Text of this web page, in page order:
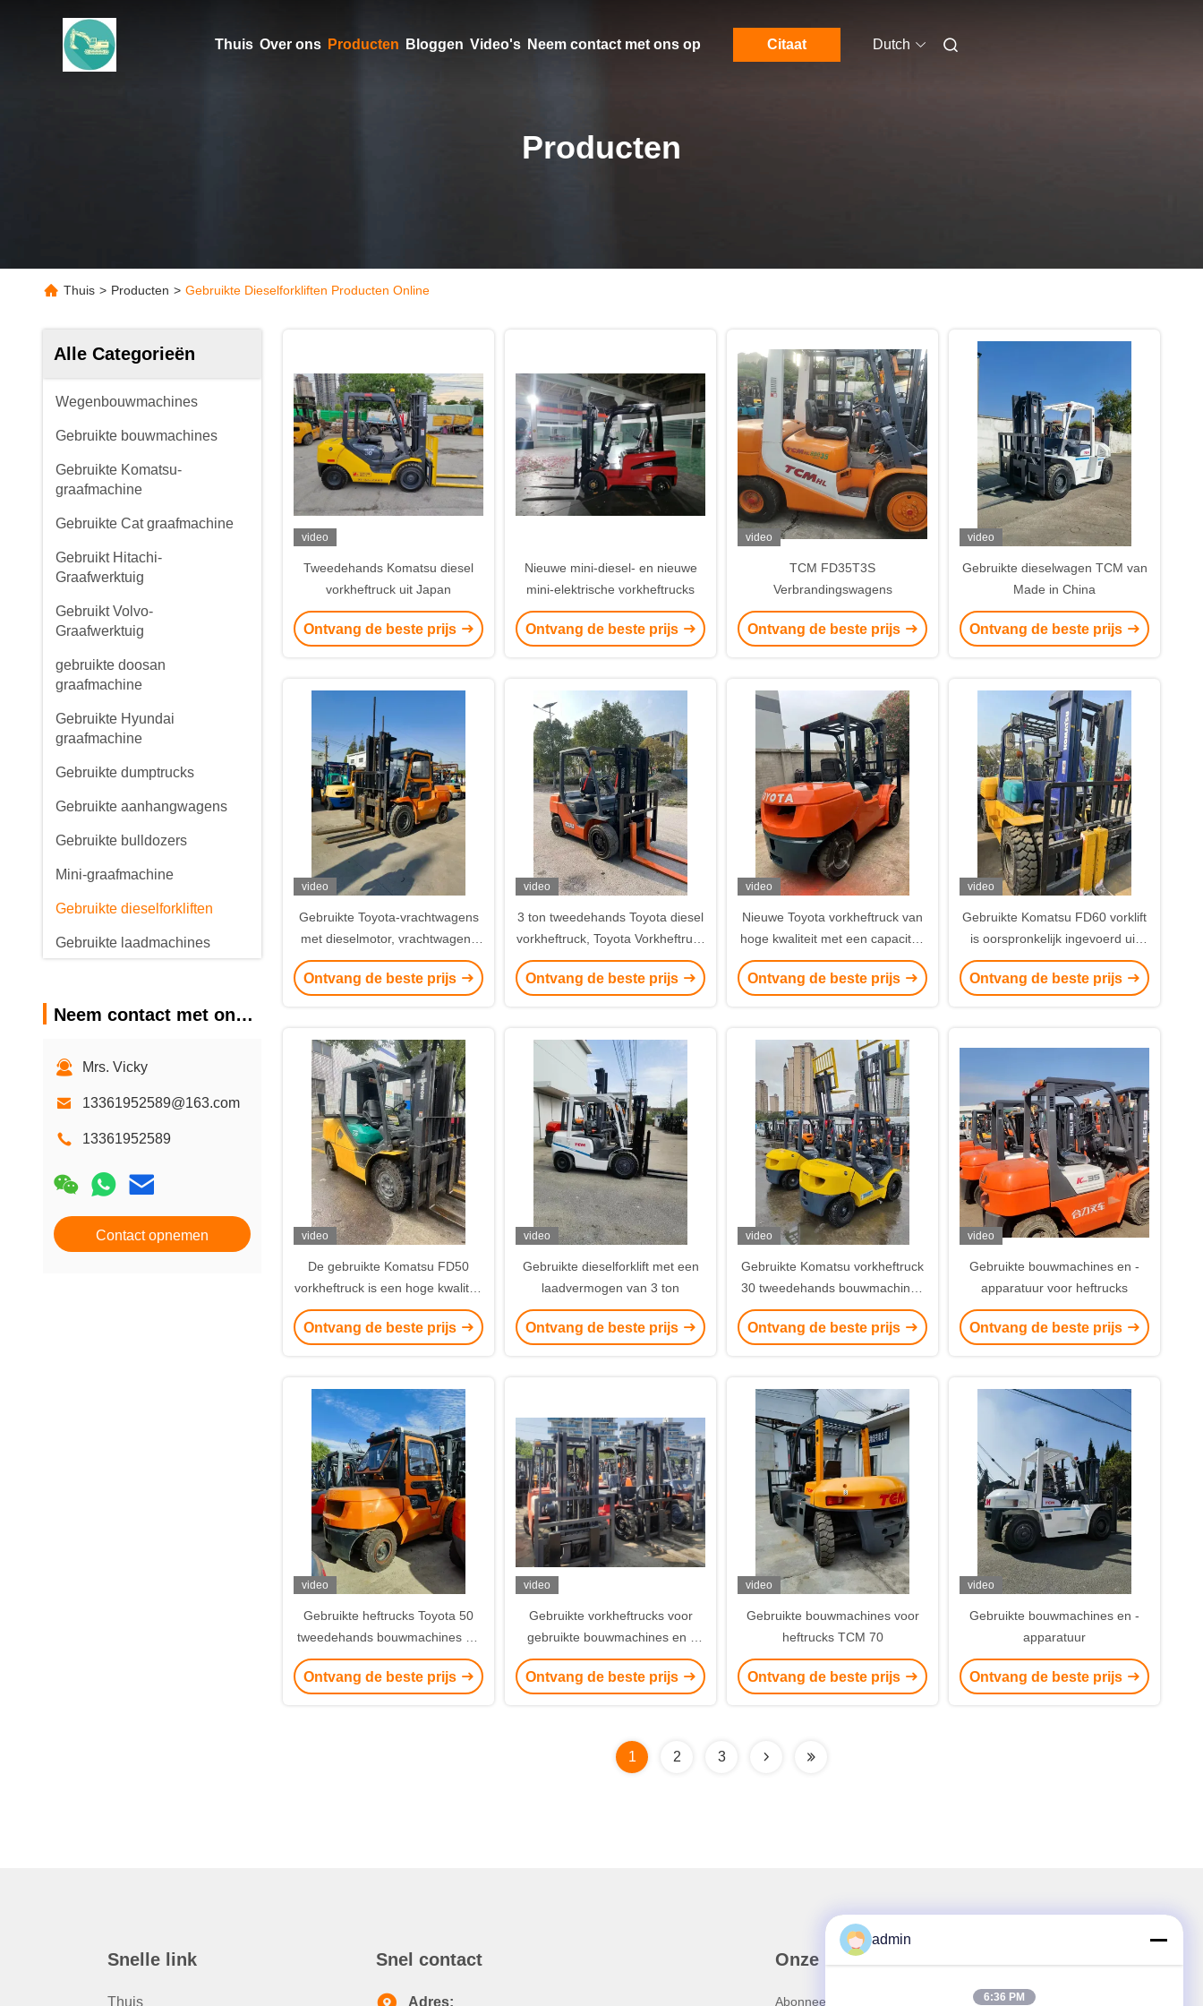
Thuis Over ons Producten Bloggen Video's Neem contact met ons op Citaat Dutch
Producten
Thuis > Producten > Gebruikte Dieselforkliften Producten Online
Alle Categorieën
Wegenbouwmachines
Gebruikte bouwmachines
Gebruikte Komatsu-
graafmachine
Gebruikte Cat graafmachine
Gebruikt Hitachi-
Graafwerktuig
Gebruikt Volvo-
Graafwerktuig
gebruikte doosan
graafmachine
Gebruikte Hyundai
graafmachine
Gebruikte dumptrucks
Gebruikte aanhangwagens
Gebruikte bulldozers
Mini-graafmachine
Gebruikte dieselforkliften
Gebruikte laadmachines
Gebruikte Mixervrachtwagen
Gebruikte wegrollers
Buitenschaafmachine
Chinese nieuwe
Neem contact met ons op
Mrs. Vicky
13361952589@163.com
13361952589
Contact opnemen
video
Tweedehands Komatsu diesel
vorkheftruck uit Japan
Ontvang de beste prijs
Nieuwe mini-diesel- en nieuwe
mini-elektrische vorkheftrucks
Ontvang de beste prijs
video
TCM FD35T3S
Verbrandingswagens
Ontvang de beste prijs
video
Gebruikte dieselwagen TCM van
Made in China
Ontvang de beste prijs
video
Gebruikte Toyota-vrachtwagens
met dieselmotor, vrachtwagens
met verbrandingsmotor, bestemd
voor uitvoer en verkoop
Ontvang de beste prijs
video
3 ton tweedehands Toyota diesel
vorkheftruck, Toyota Vorkheftruck
8FD30
Ontvang de beste prijs
video
Nieuwe Toyota vorkheftruck van
hoge kwaliteit met een capaciteit
van 5 ton uit Japan
Ontvang de beste prijs
video
Gebruikte Komatsu FD60 vorklift
is oorspronkelijk ingevoerd uit
Japan
Ontvang de beste prijs
video
De gebruikte Komatsu FD50
vorkheftruck is een hoge kwaliteit
Komatsu vorkheftruck uit China.
Ontvang de beste prijs
video
Gebruikte dieselforklift met een
laadvermogen van 3 ton
Ontvang de beste prijs
video
Gebruikte Komatsu vorkheftruck
30 tweedehands bouwmachines
en -apparatuur
Ontvang de beste prijs
video
Gebruikte bouwmachines en -
apparatuur voor heftrucks
Ontvang de beste prijs
video
Gebruikte heftrucks Toyota 50
tweedehands bouwmachines en
-apparatuur
Ontvang de beste prijs
video
Gebruikte vorkheftrucks voor
gebruikte bouwmachines en -
apparatuur
Ontvang de beste prijs
video
Gebruikte bouwmachines voor
heftrucks TCM 70
Ontvang de beste prijs
video
Gebruikte bouwmachines en -
apparatuur
Ontvang de beste prijs
1 2 3
Snelle link
Thuis
Snel contact
Adres:
Onze nieuwsbrief
Abonneer u op onze nieuwsbrief voor kortingen en
admin
6:36 PM